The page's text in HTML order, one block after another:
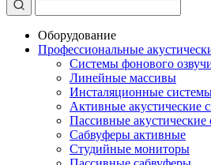
Оборудование
Профессиональные
Системы фонового
Линейные массивы
Инсталяционные
Активные акустические
Пассивные акустические
Сабвуферы активные
Студийные мониторы